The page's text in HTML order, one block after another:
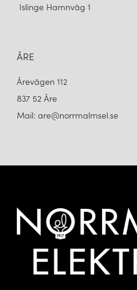
Islinge Hamnväg 1
ÅRE
Årevägen 112
837 52 Åre
Mail: are@norrmalmsel.se